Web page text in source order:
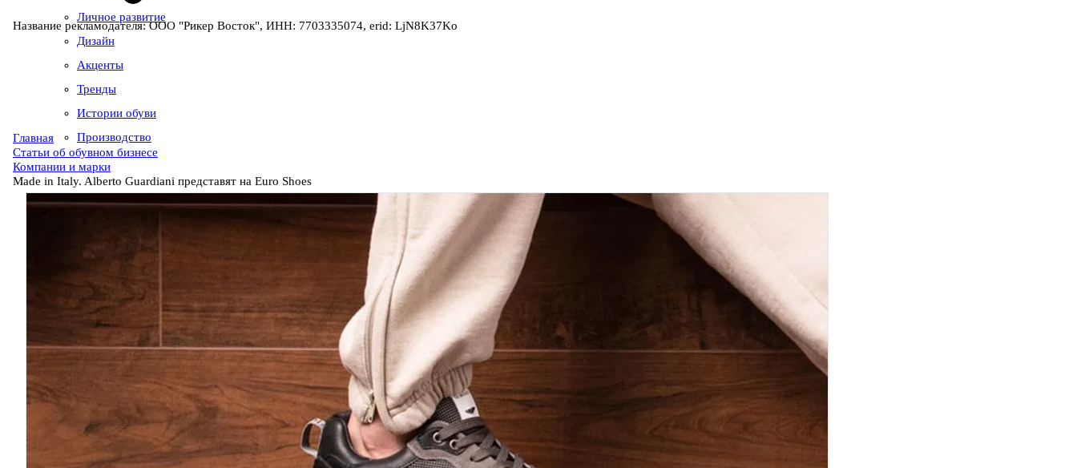
Личное развитие
Дизайн
Акценты
Тренды
Истории обуви
Производство
Название рекламодателя: ООО "Рикер Восток", ИНН: 7703335074, erid: LjN8K37Ko
Главная
Статьи об обувном бизнесе
Компании и марки
Made in Italy. Alberto Guardiani представят на Euro Shoes